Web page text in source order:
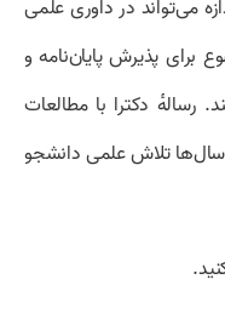
می‌تواند در داوری علمی
برای پذیرش پایان‌نامه و
رسالهٔ دکترا با مطالعات
تلاش علمی دانشجو